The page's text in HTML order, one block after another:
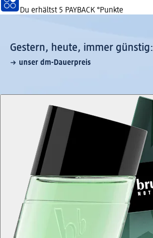
Du erhältst 5 PAYBACK °Punkte
Gestern, heute, immer günstig:
unser dm-Dauerpreis